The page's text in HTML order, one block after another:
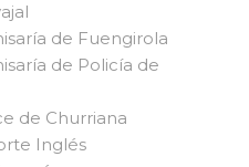
de Fuengirola
de Policía de
de Churriana
Inglés